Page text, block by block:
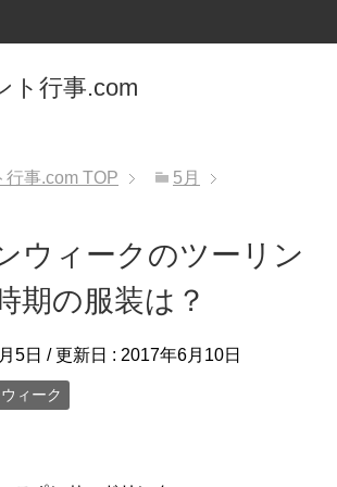
ト行事.com
行事.com TOP 5月
ウィークのツーリン
期の服装は？
5日 / 更新日 : 2017年6月10日
ィーク